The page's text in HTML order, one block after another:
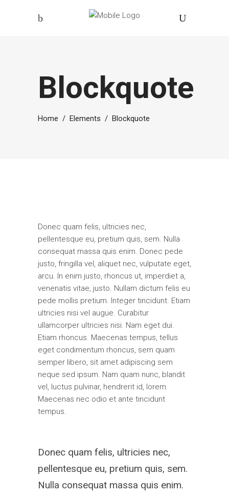
Blockquote
Home / Elements / Blockquote
Donec quam felis, ultricies nec,
pellentesque eu, pretium quis, sem. Nulla
consequat massa quis enim. Donec pede
justo, fringilla vel, aliquet nec, vulputate eget,
arcu. In enim justo, rhoncus ut, imperdiet a,
venenatis vitae, justo. Nullam dictum felis eu
pede mollis pretium. Integer tincidunt. Etiam
ultricies nisi vel augue. Curabitur
ullamcorper ultricies nisi. Nam eget dui.
Etiam rhoncus. Maecenas tempus, tellus
eget condimentum rhoncus, sem quam
semper libero, sit amet adipiscing sem
neque sed ipsum. Nam quam nunc, blandit
vel, luctus pulvinar, hendrerit id, lorem.
Maecenas nec odio et ante tincidunt
tempus.
Donec quam felis, ultricies nec,
pellentesque eu, pretium quis, sem.
Nulla consequat massa quis enim.